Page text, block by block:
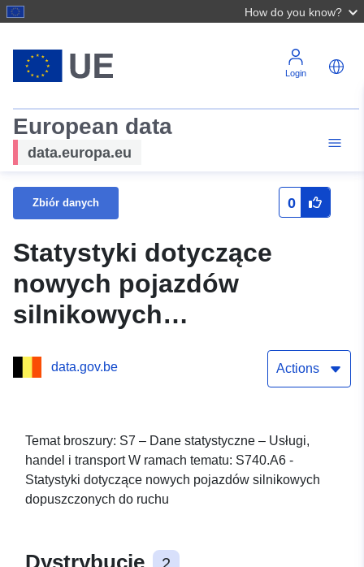
How do you know?
Login
European data
data.europa.eu
Zbiór danych 0
Statystyki dotyczące
nowych pojazdów
silnikowych
wprowadzonych do użytku
w 1959 r.
data.gov.be Actions
Temat broszury: S7 – Dane statystyczne – Usługi,
handel i transport W ramach tematu: S740.A6 -
Statystyki dotyczące nowych pojazdów silnikowych
dopuszczonych do ruchu